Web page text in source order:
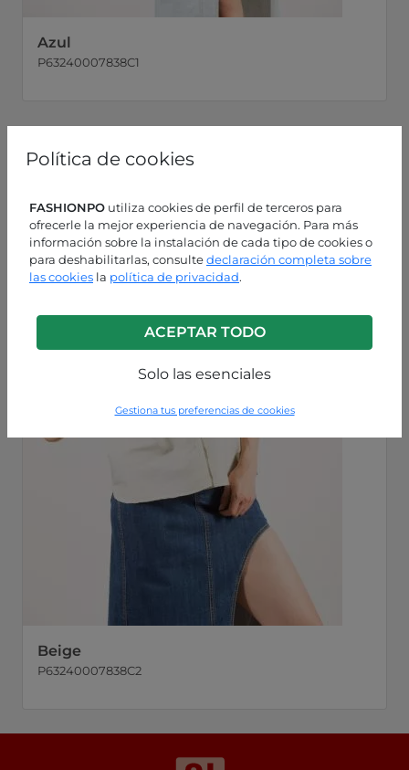
Política de cookies
FASHIONPO utiliza cookies de perfil de terceros para
ofrecerle la mejor experiencia de navegación. Para más
información sobre la instalación de cada tipo de cookies o
para deshabilitarlas, consultedeclaración completa sobre
las cookies la política de privacidad.
ACEPTAR TODO
Solo las esenciales
Gestiona tus preferencias de cookies
Azul
P63240007838C1
Beige
P63240007838C2